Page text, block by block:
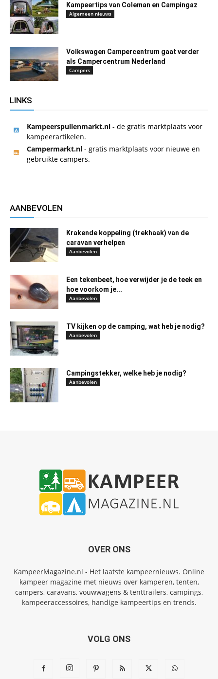
Kampeertips van Coleman en Campingaz
Algemeen nieuws
Volkswagen Campercentrum gaat verder
als Campercentrum Nederland
Campers
LINKS
Kampeerspullenmarkt.nl - de gratis marktplaats voor
kampeerartikelen.
Campermarkt.nl - gratis marktplaats voor nieuwe en
gebruikte campers.
AANBEVOLEN
Krakende koppeling (trekhaak) van de
caravan verhelpen
Aanbevolen
Een tekenbeet, hoe verwijder je de teek en
hoe voorkom je...
Aanbevolen
TV kijken op de camping, wat heb je nodig?
Aanbevolen
Campingstekker, welke heb je nodig?
Aanbevolen
OVER ONS
KampeerMagazine.nl - Het laatste kampeernieuws. Online
kampeer magazine met nieuws over kamperen, tenten,
campers, caravans, vouwwagens & tenttrailers, campings,
kampeeraccessoires, handige kampeertips en trends.
VOLG ONS